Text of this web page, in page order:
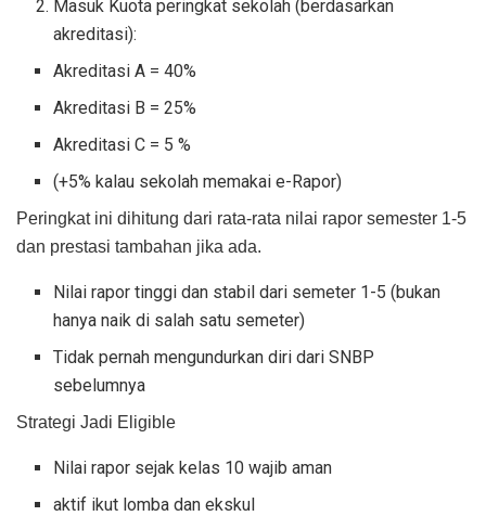
Masuk Kuota peringkat sekolah (berdasarkan
akreditasi):
Akreditasi A = 40%
Akreditasi B = 25%
Akreditasi C = 5 %
(+5% kalau sekolah memakai e-Rapor)
Peringkat ini dihitung dari rata-rata nilai rapor semester 1-5
dan prestasi tambahan jika ada.
Nilai rapor tinggi dan stabil dari semeter 1-5 (bukan
hanya naik di salah satu semeter)
Tidak pernah mengundurkan diri dari SNBP
sebelumnya
Strategi Jadi Eligible
Nilai rapor sejak kelas 10 wajib aman
aktif ikut lomba dan ekskul